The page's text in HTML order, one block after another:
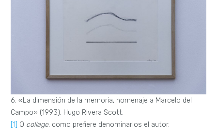
6. «La dimensión de la memoria, homenaje a Marcelo del
Campo» (1993), Hugo Rivera Scott.
[1]
O collage, como prefiere denominarlos el autor.